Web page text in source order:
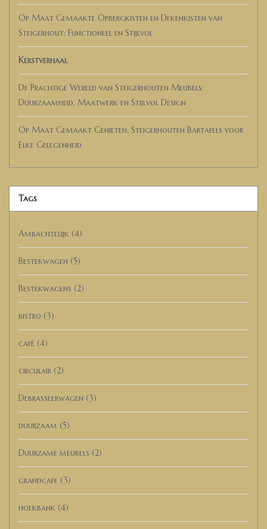
Op Maat Gemaakte Opbergkisten en Dekenkisten van
Steigerhout: Functioneel en Stijlvol
Kerstverhaal
De Prachtige Wereld van Steigerhouten Meubels:
Duurzaamheid, Maatwerk en Stijlvol Design
Op Maat Gemaakt Genieten: Steigerhouten Bartafels voor
Elke Gelegenheid
Tags
Ambachtelijk (4)
Bestekwagen (5)
Bestekwagens (2)
bistro (3)
café (4)
circulair (2)
Debrasseerwagen (3)
duurzaam (5)
Duurzame meubels (2)
grandcafe (3)
hoekbank (4)